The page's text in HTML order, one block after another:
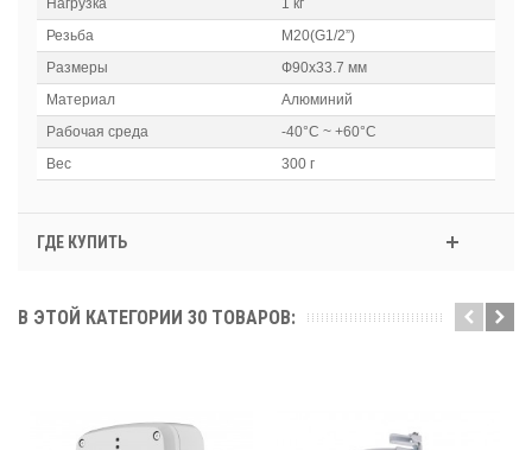
Нагрузка
1 кг
Резьба
M20(G1/2”)
Размеры
Ф90x33.7 мм
Материал
Алюминий
Рабочая среда
-40°C ~ +60°C
Вес
300 г
ГДЕ КУПИТЬ
В ЭТОЙ КАТЕГОРИИ 30 ТОВАРОВ: